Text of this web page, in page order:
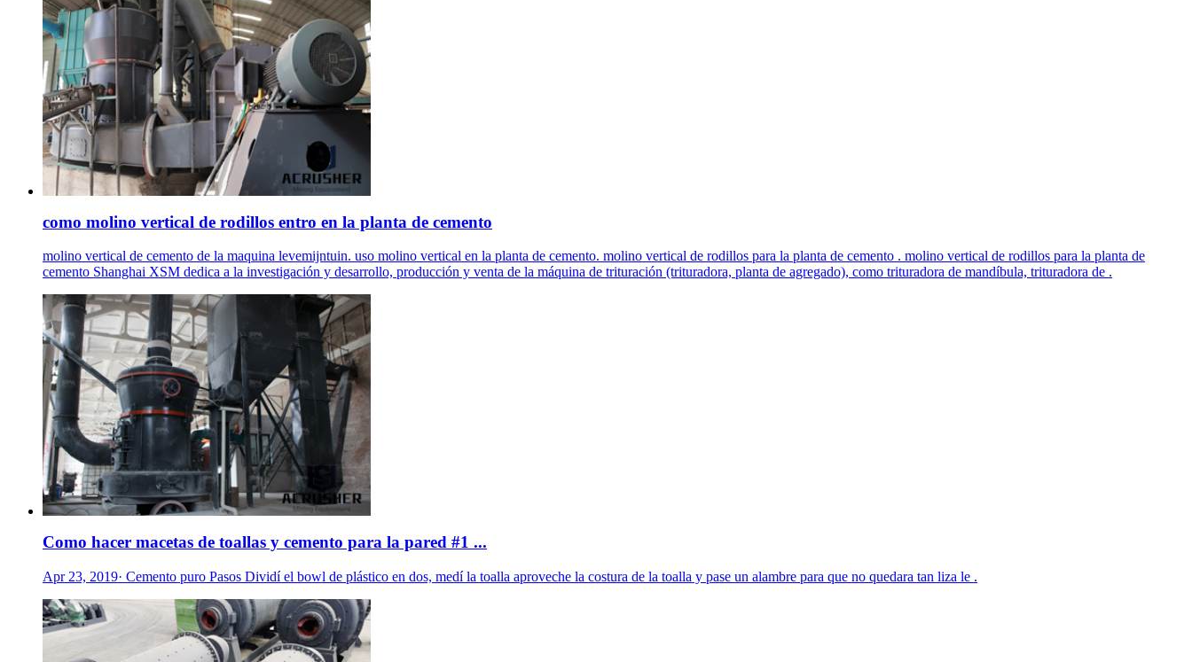
como molino vertical de rodillos entro en la planta de cemento
molino vertical de cemento de la maquina levemijntuin. uso molino vertical en la planta de cemento. molino vertical de rodillos para la planta de cemento . molino vertical de rodillos para la planta de
cemento Shanghai XSM dedica a la investigación y desarrollo, producción y venta de la máquina de trituración (trituradora, planta de agregado), como trituradora de mandíbula, trituradora de .
Como hacer macetas de toallas y cemento para la pared #1 ...
Apr 23, 2019· Cemento puro Pasos Dividí el bowl de plástico en dos, medí la toalla aproveche la costura de la toalla y pase un alambre para que no quedara tan liza le .